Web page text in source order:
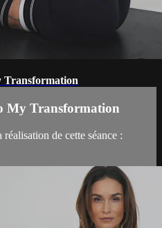
Transformation
My Transformation
de cette séance :